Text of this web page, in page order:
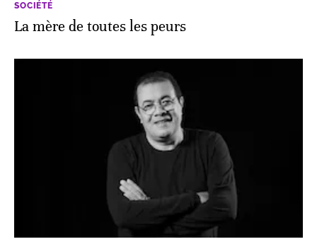
SOCIÉTÉ
La mère de toutes les peurs